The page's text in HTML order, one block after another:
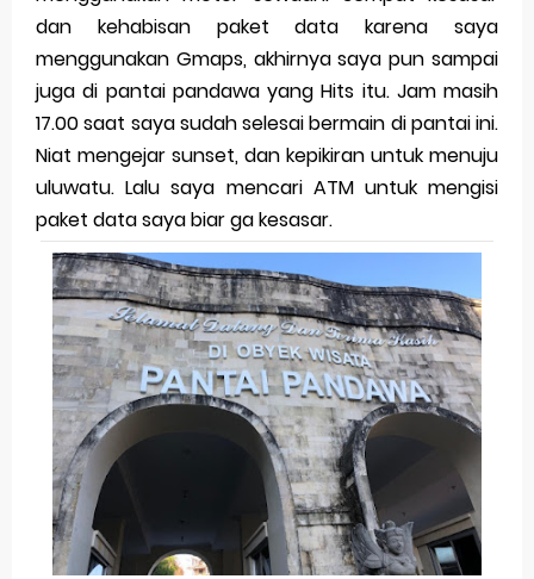
dan kehabisan paket data karena saya
menggunakan Gmaps, akhirnya saya pun sampai
juga di pantai pandawa yang Hits itu. Jam masih
17.00 saat saya sudah selesai bermain di pantai ini.
Niat mengejar sunset, dan kepikiran untuk menuju
uluwatu. Lalu saya mencari ATM untuk mengisi
paket data saya biar ga kesasar.